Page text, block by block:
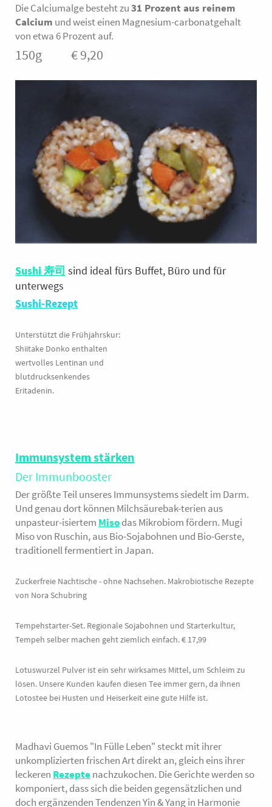
Die Calciumalge besteht zu31 Prozent aus reinem
Calcium und weist einen Magnesium-carbonatgehalt
von etwa 6 Prozent auf.
150g € 9,20
Sushi 寿司 sind ideal fürs Buffet, Büro und für
unterwegs
Sushi-Rezept
Unterstützt die Frühjahrskur:
Shiitake Donko enthalten
wertvolles Lentinan und
blutdrucksenkendes
Eritadenin.
Immunsystem stärken
Der Immunbooster
Der größte Teil unseres Immunsystems siedelt im Darm.
Und genau dort können Milchsäurebak-terien aus
unpasteur-isiertem Misodas Mikrobiom fördern. Mugi
Miso von Ruschin, aus Bio-Sojabohnen und Bio-Gerste,
traditionell fermentiert in Japan.
Zuckerfreie Nachtische - ohne Nachsehen. Makrobiotische Rezepte
von Nora Schubring
Tempehstarter-Set. Regionale Sojabohnen und Starterkultur,
Tempeh selber machen geht ziemlich einfach. € 17,99
Lotuswurzel Pulver ist ein sehr wirksames Mittel, um Schleim zu
lösen. Unsere Kunden kaufen diesen Tee immer gern, da ihnen
Lotostee bei Husten und Heiserkeit eine gute Hilfe ist.
Madhavi Guemos "In Fülle Leben" steckt mit ihrer
unkomplizierten frischen Art direkt an, gleich eins ihrer
leckeren Rezeptenachzukochen. Die Gerichte werden so
komponiert, dass sich die beiden gegensätzlichen und
doch ergänzenden Tendenzen Yin & Yang in Harmonie